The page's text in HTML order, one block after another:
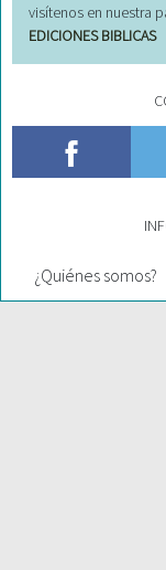
visítenos en nuestra
EDICIONES BIBLICAS
¿Quiénes somos?